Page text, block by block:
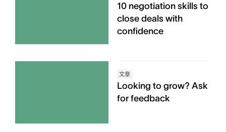
10 negotiation skills to
close deals with
confidence
文章
Looking to grow? Ask
for feedback